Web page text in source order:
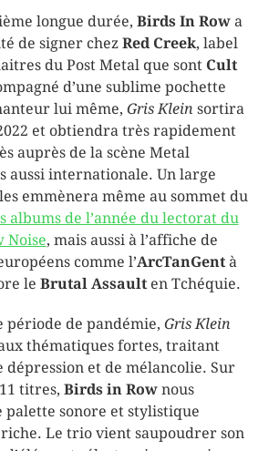
longue durée, Birds In Rowa
de signer chez Red Creek, label
du Post Metal que sont Cult
d’une sublime pochette
lui même, Gris Klein sortira
et obtiendra très rapidement
auprès de la scène Metal
aussi internationale. Un large
emmènera même au sommet du
albums de l’année du lectorat du
Noise, mais aussi à l’affiche de
comme l’ArcTanGentà
le Brutal Assaulten Tchéquie.
période de pandémie, Gris Klein
thématiques fortes, traitant
dépression et de mélancolie. Sur
titres, Birds in Rownous
palette sonore et stylistique
Le trio vient saupoudrer son